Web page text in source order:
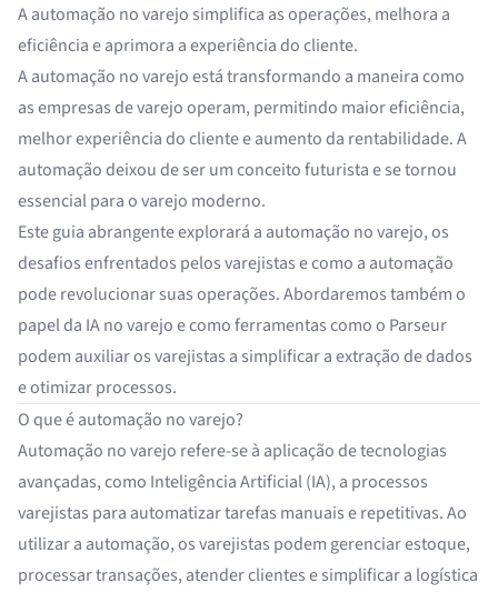
A automação no varejo simplifica as operações, melhora a
eficiência e aprimora a experiência do cliente.
A automação no varejo está transformando a maneira como
as empresas de varejo operam, permitindo maior eficiência,
melhor experiência do cliente e aumento da rentabilidade. A
automação deixou de ser um conceito futurista e se tornou
essencial para o varejo moderno.
Este guia abrangente explorará a automação no varejo, os
desafios enfrentados pelos varejistas e como a automação
pode revolucionar suas operações. Abordaremos também o
papel da IA no varejo e como ferramentas como o Parseur
podem auxiliar os varejistas a simplificar a extração de dados
e otimizar processos.
O que é automação no varejo?
Automação no varejo refere-se à aplicação de tecnologias
avançadas, como Inteligência Artificial (IA), a processos
varejistas para automatizar tarefas manuais e repetitivas. Ao
utilizar a automação, os varejistas podem gerenciar estoque,
processar transações, atender clientes e simplificar a logística